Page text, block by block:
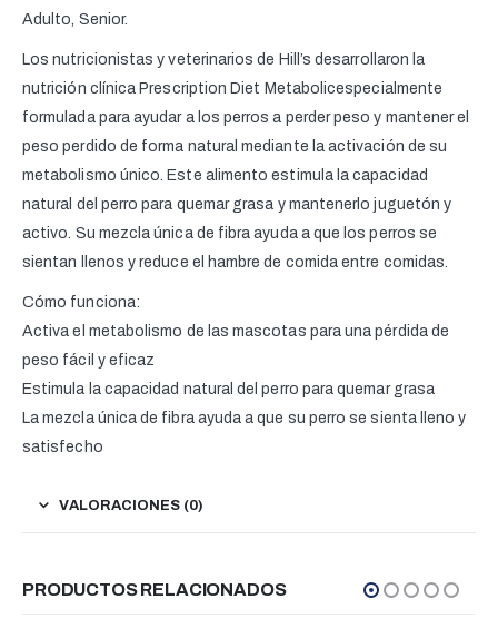
Adulto, Senior.
Los nutricionistas y veterinarios de Hill’s desarrollaron la
nutrición clínica Prescription Diet Metabolicespecialmente
formulada para ayudar a los perros a perder peso y mantener el
peso perdido de forma natural mediante la activación de su
metabolismo único. Este alimento estimula la capacidad
natural del perro para quemar grasa y mantenerlo juguetón y
activo. Su mezcla única de fibra ayuda a que los perros se
sientan llenos y reduce el hambre de comida entre comidas.
Cómo funciona:
Activa el metabolismo de las mascotas para una pérdida de
peso fácil y eficaz
Estimula la capacidad natural del perro para quemar grasa
La mezcla única de fibra ayuda a que su perro se sienta lleno y
satisfecho
VALORACIONES (0)
PRODUCTOS RELACIONADOS